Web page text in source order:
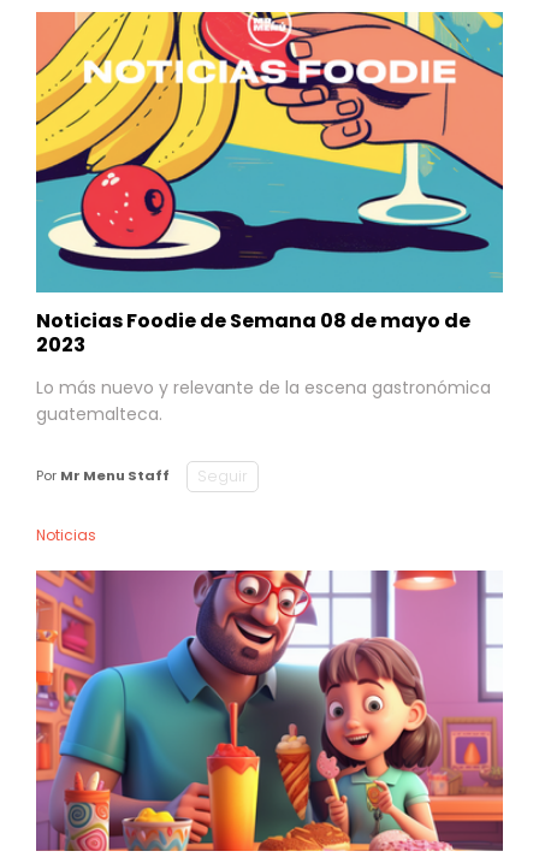
Noticias Foodie de Semana 08 de mayo de
2023
Lo más nuevo y relevante de la escena gastronómica
guatemalteca.
Por Mr Menu Staff Seguir
Noticias